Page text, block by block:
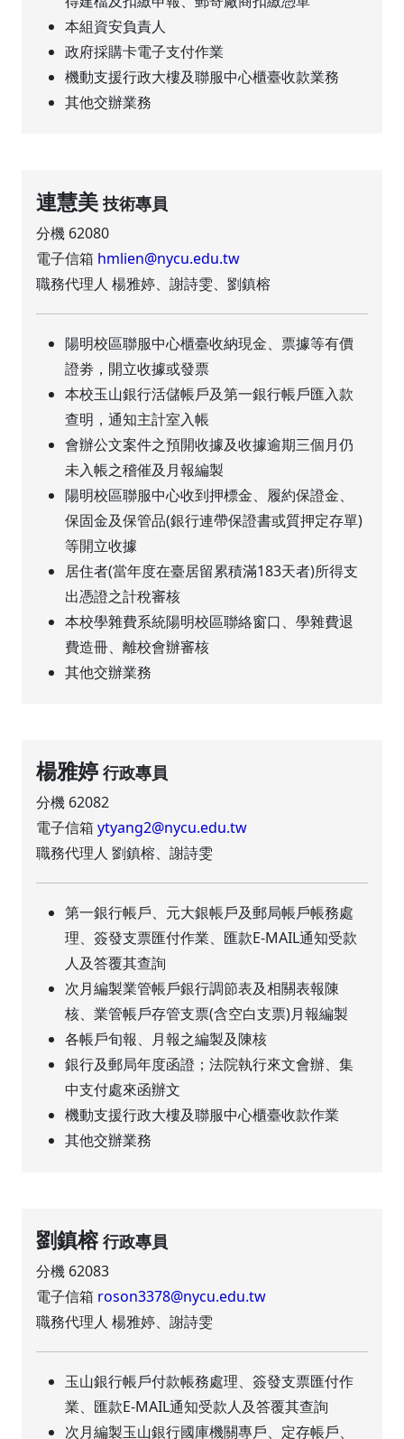
本組資安負責人
政府採購卡電子支付作業
機動支援行政大樓及聯服中心櫃臺收款業務
其他交辦業務
連慧美 技術專員
分機 62080
電子信箱 hmlien@nycu.edu.tw
職務代理人 楊雅婷、謝詩雯、劉鎮榕
陽明校區聯服中心櫃臺收納現金、票據等有價
證劵，開立收據或發票
本校玉山銀行活儲帳戶及第一銀行帳戶匯入款
查明，通知主計室入帳
會辦公文案件之預開收據及收據逾期三個月仍
未入帳之稽催及月報編製
陽明校區聯服中心收到押標金、履約保證金、
保固金及保管品(銀行連帶保證書或質押定存單)
等開立收據
居住者(當年度在臺居留累積滿183天者)所得支
出憑證之計稅審核
本校學雜費系統陽明校區聯絡窗口、學雜費退
費造冊、離校會辦審核
其他交辦業務
楊雅婷 行政專員
分機 62082
電子信箱ytyang2@nycu.edu.tw
職務代理人 劉鎮榕、謝詩雯
第一銀行帳戶、元大銀帳戶及郵局帳戶帳務處
理、簽發支票匯付作業、匯款E-MAIL通知受款
人及答覆其查詢
次月編製業管帳戶銀行調節表及相關表報陳
核、業管帳戶存管支票(含空白支票)月報編製
各帳戶旬報、月報之編製及陳核
銀行及郵局年度函證；法院執行來文會辦、集
中支付處來函辦文
機動支援行政大樓及聯服中心櫃臺收款作業
其他交辦業務
劉鎮榕行政專員
分機 62083
電子信箱 roson3378@nycu.edu.tw
職務代理人 楊雅婷、謝詩雯
玉山銀行帳戶付款帳務處理、簽發支票匯付作
業、匯款E-MAIL通知受款人及答覆其查詢
次月編製玉山銀行國庫機關專戶、定存帳戶、